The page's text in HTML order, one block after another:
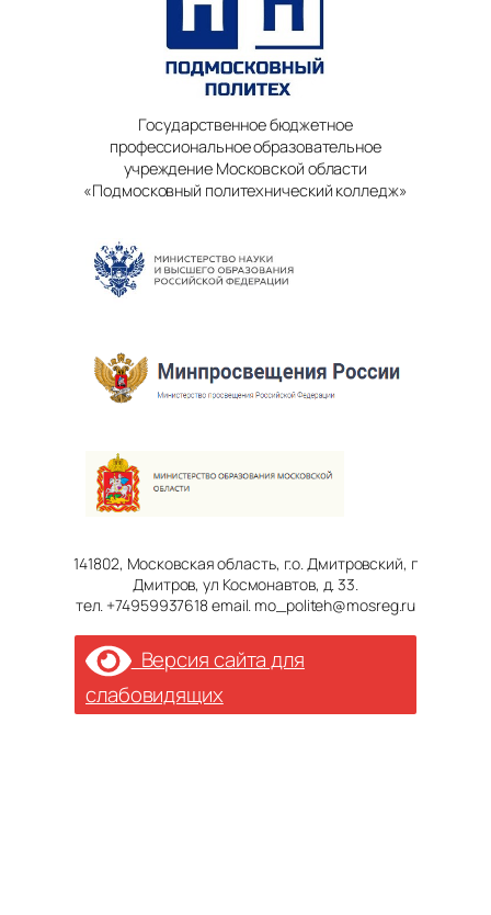
Государственное бюджетное
профессиональное образовательное
учреждение Московской области
«Подмосковный политехнический колледж»
141802, Московская область, г.о. Дмитровский, г
Дмитров, ул Космонавтов, д. 33.
тел. +74959937618 email. mo_politeh@mosreg.ru
Версия сайта для
слабовидящих